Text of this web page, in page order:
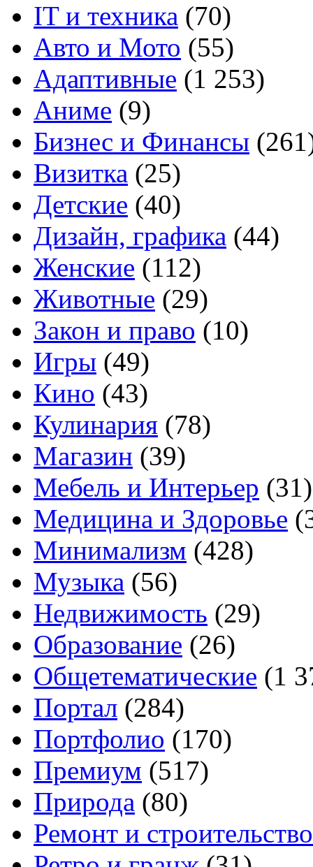
IT и техника (70)
Авто и Мото (55)
Адаптивные (1 253)
Аниме (9)
Бизнес и Финансы
Визитка (25)
Детские (40)
Дизайн, графика (44)
Женские (112)
Животные (29)
Закон и право (10)
Игры (49)
Кино (43)
Кулинария (78)
Магазин (39)
Мебель и Интерьер (31)
Медицина и Здоровье
Минимализм (428)
Музыка (56)
Недвижимость (29)
Образование (26)
Общетематические (1
Портал (284)
Портфолио (170)
Премиум (517)
Природа (80)
Ремонт и строительство